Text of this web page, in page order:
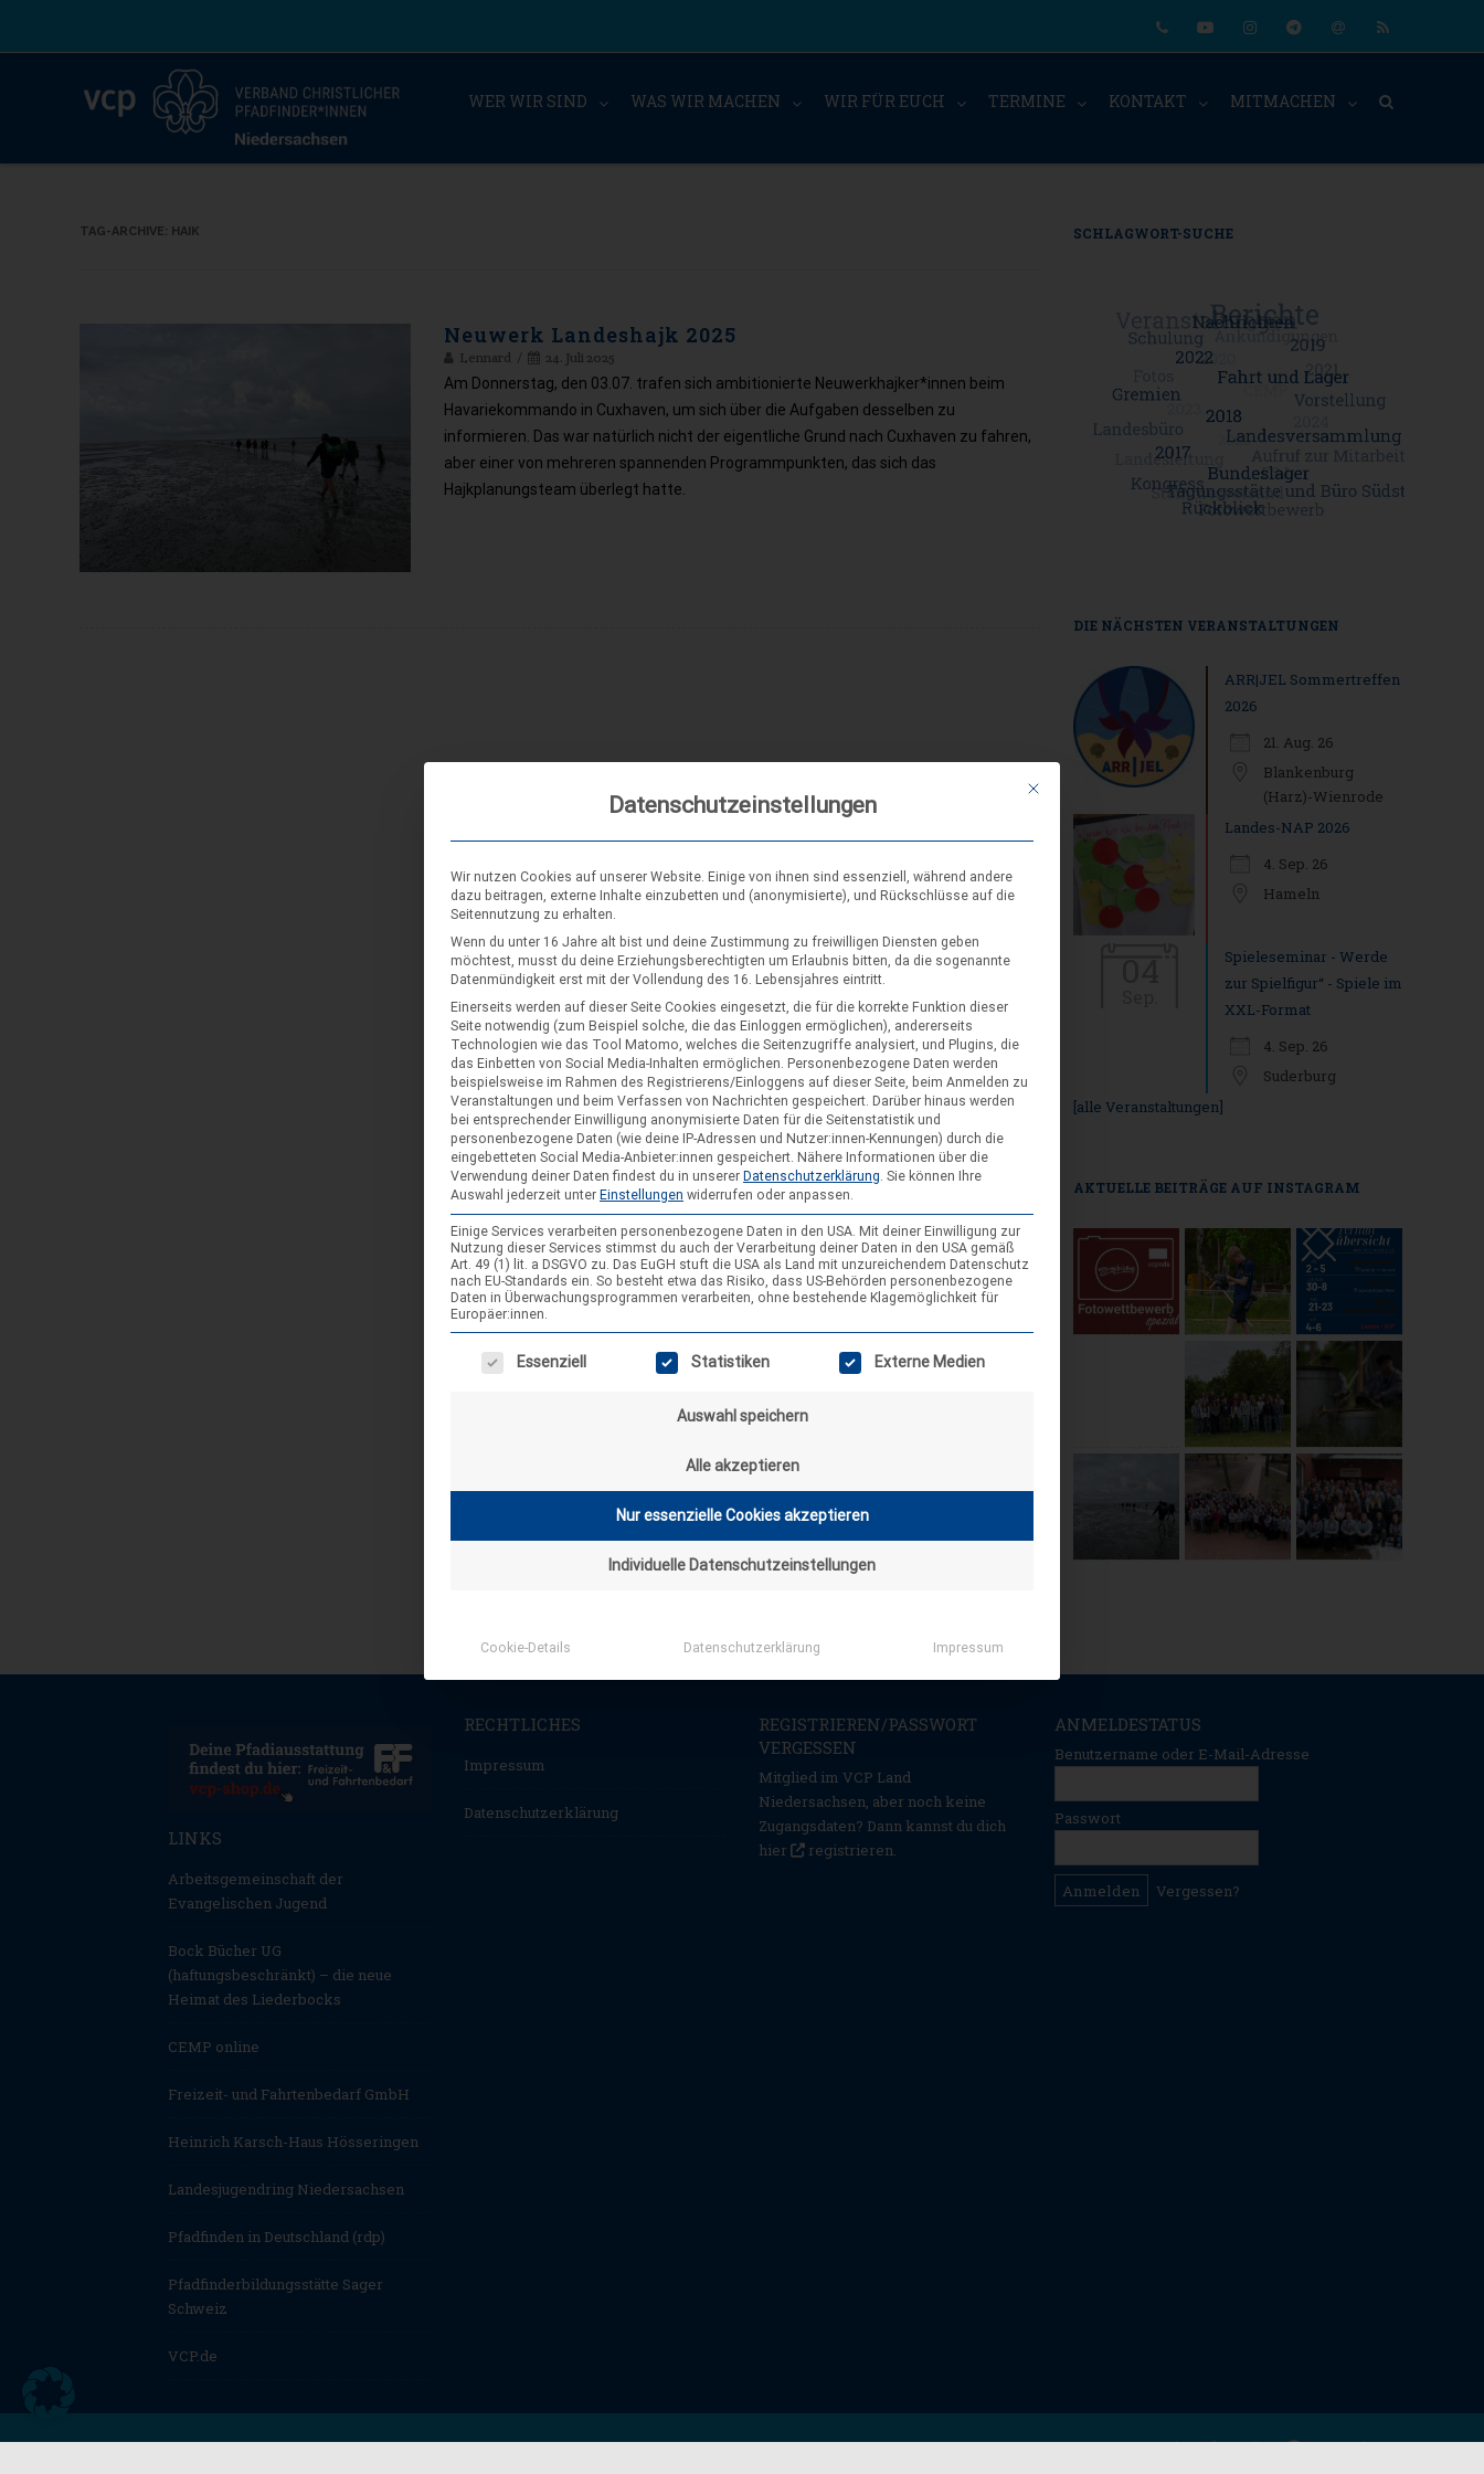
WER WIR SIND WAS WIR MACHEN WIR FÜR EUCH TERMINE KONTAKT MITMACHEN
TAG-ARCHIVE: HAIK
Neuwerk Landeshajk 2025
Lennard 24. Juli 2025
Am Donnerstag, den 03.07. trafen sich ambitionierte Neuwerkhajker*innen beim
Havariekommando in Cuxhaven, um sich über die Aufgaben desselben zu
informieren. Das war natürlich nicht der eigentliche Grund nach Cuxhaven zu fahren,
aber einer von mehreren spannenden Programmpunkten, das sich das
Hajkplanungsteam überlegt hatte.
SCHLAGWORT-SUCHE
DIE NÄCHSTEN VERANSTALTUNGEN
ARR|JEL Sommertreffen
2026
21. Aug. 26
Blankenburg
(Harz)-Wienrode
Landes-NAP 2026
4. Sep. 26
Hameln
Spieleseminar - Werde
zur Spielfigur“ - Spiele im
XXL-Format
4. Sep. 26
Suderburg
[alle Veranstaltungen]
AKTUELLE BEITRÄGE AUF INSTAGRAM
LINKS
Arbeitsgemeinschaft der
Evangelischen Jugend
Bock Bücher UG
(haftungsbeschränkt) – die neue
Heimat des Liederbocks
CEMP online
Freizeit- und Fahrtenbedarf GmbH
Heinrich Karsch-Haus Hösseringen
Landesjugendring Niedersachsen
Pfadfinden in Deutschland (rdp)
Pfadfinderbildungsstätte Sager
Schweiz
VCP.de
RECHTLICHES
Impressum
Datenschutzerklärung
REGISTRIEREN/PASSWORT
VERGESSEN
Mitglied im VCP Land
Niedersachsen, aber noch keine
Zugangsdaten? Dann kannst du dich
hier
registrieren.
ANMELDESTATUS
Benutzername oder E-Mail-Adresse
Passwort
Vergessen?
Mit diesem Button wird der Dialog geschlossen. Seine Funktionalität ist
Datenschutzeinstellungen
Wir nutzen Cookies auf unserer Website. Einige von ihnen sind essenziell, während andere
dazu beitragen, externe Inhalte einzubetten und (anonymisierte), und Rückschlüsse auf die
Seitennutzung zu erhalten.
Wenn du unter 16 Jahre alt bist und deine Zustimmung zu freiwilligen Diensten geben
möchtest, musst du deine Erziehungsberechtigten um Erlaubnis bitten, da die sogenannte
Datenmündigkeit erst mit der Vollendung des 16. Lebensjahres eintritt.
Einerseits werden auf dieser Seite Cookies eingesetzt, die für die korrekte Funktion dieser
Seite notwendig (zum Beispiel solche, die das Einloggen ermöglichen), andererseits
Technologien wie das Tool Matomo, welches die Seitenzugriffe analysiert, und Plugins, die
das Einbetten von Social Media-Inhalten ermöglichen. Personenbezogene Daten werden
beispielsweise im Rahmen des Registrierens/Einloggens auf dieser Seite, beim Anmelden zu
Veranstaltungen und beim Verfassen von Nachrichten gespeichert. Darüber hinaus werden
bei entsprechender Einwilligung anonymisierte Daten für die Seitenstatistik und
personenbezogene Daten (wie deine IP-Adressen und Nutzer:innen-Kennungen) durch die
eingebetteten Social Media-Anbieter:innen gespeichert. Nähere Informationen über die
Verwendung deiner Daten findest du in unserer Datenschutzerklärung Sie können Ihre
Auswahl jederzeit unter Einstellungen widerrufen oder anpassen.
Einige Services verarbeiten personenbezogene Daten in den USA. Mit deiner Einwilligung zur
Nutzung dieser Services stimmst du auch der Verarbeitung deiner Daten in den USA gemäß
Art. 49 (1) lit. a DSGVO zu. Das EuGH stuft die USA als Land mit unzureichendem Datenschutz
nach EU-Standards ein. So besteht etwa das Risiko, dass US-Behörden personenbezogene
Daten in Überwachungsprogrammen verarbeiten, ohne bestehende Klagemöglichkeit für
Europäer:innen.
Es folgt eine Liste der Service-Gruppen, für die eine Einwilligung erteilt werden kann. Die erste Service-Gruppe ist essenziell und kann nicht
Essenziell Statistiken Externe Medien
Auswahl speichern
Alle akzeptieren
Nur essenzielle Cookies akzeptieren
Individuelle Datenschutzeinstellungen
Cookie-Details Datenschutzerklärung Impressum